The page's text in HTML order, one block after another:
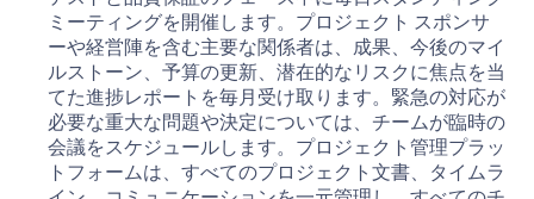
ミーティングを開催します。プロジェクト スポンサ
ーや経営陣を含む主要な関係者は、成果、今後のマイ
ルストーン、予算の更新、潜在的なリスクに焦点を当
てた進捗レポートを毎月受け取ります。緊急の対応が
必要な重大な問題や決定については、チームが臨時の
会議をスケジュールします。プロジェクト管理プラッ
トフォームは、すべてのプロジェクト文書、タイムラ